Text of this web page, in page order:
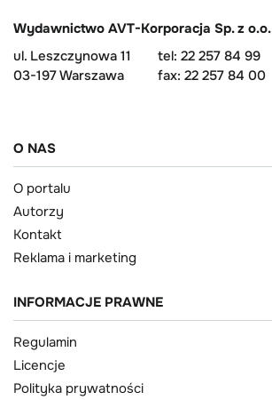
Wydawnictwo AVT-Korporacja Sp. z o.o.
ul. Leszczynowa 11
03-197 Warszawa
tel: 22 257 84 99
fax: 22 257 84 00
O NAS
O portalu
Autorzy
Kontakt
Reklama i marketing
INFORMACJE PRAWNE
Regulamin
Licencje
Polityka prywatności